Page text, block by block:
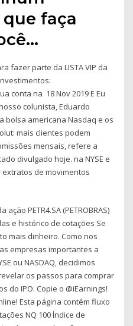
faça
fazer parte da LISTA VIP da
conta na 18 Nov 2019 E Eu
colunista, Eduardo
bolsa americana Nasdaq e os
mais clientes podem
mensais, refere a
divulgado hoje. na NYSE e
extratos de movimentos
PETR4.SA (PETROBRAS)
e histórico de cotações Se
mais dinheiro. Como nos
empresas importantes a
ou NASDAQ, decidimos
os passos para comprar
do IPO. Copie o @iEarnings!
Esta página contém fluxo
NQ 100 Índice de